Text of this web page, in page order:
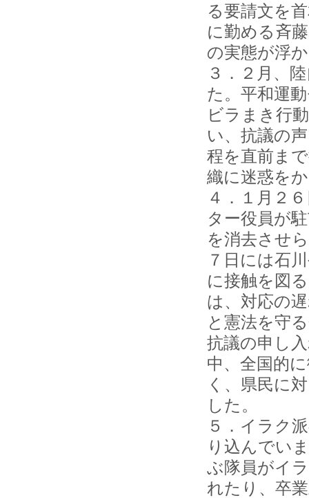
る要請文を
に勤める斉
の実態が浮
３．２月、
た。平和運
ビラまき行
い、抗議の
程を直前ま
織に迷惑を
４．１月２
ター役員が
を消去させ
７日には石
に接触を図
は、対応の
と憲法を守
抗議の申し
中、全国的
く、県民に
した。
５．イラク
り込んでい
ぶ隊員がイ
れたり、卒